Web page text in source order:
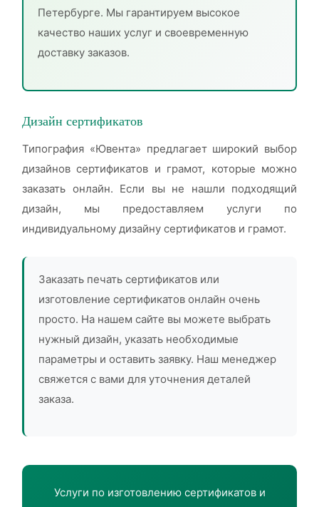
Петербурге. Мы гарантируем высокое
качество наших услуг и своевременную
доставку заказов.
Дизайн сертификатов
Типография «Ювента» предлагает широкий выбор
дизайнов сертификатов и грамот, которые можно
заказать онлайн. Если вы не нашли подходящий
дизайн, мы предоставляем услуги по
индивидуальному дизайну сертификатов и грамот.
Заказать печать сертификатов или
изготовление сертификатов онлайн очень
просто. На нашем сайте вы можете выбрать
нужный дизайн, указать необходимые
параметры и оставить заявку. Наш менеджер
свяжется с вами для уточнения деталей
заказа.
Услуги по изготовлению сертификатов и